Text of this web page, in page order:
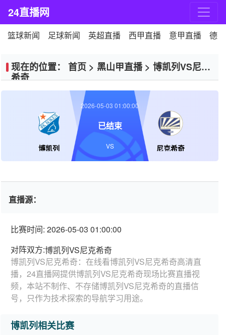
24直播网
篮球新闻 足球新闻 英超直播 西甲直播 意甲直播 德
现在的位置： 首页 > 黑山甲直播> 博凯列VS尼克
希奇
博凯列 尼克希奇
2026-05-03 01:00:00
已结束
VS
直播源：
比赛时间: 2026-05-03 01:00:00
对阵双方:博凯列VS尼克希奇
博凯列VS尼克希奇：在线看博凯列VS尼克希奇高清直
播，24直播网提供博凯列VS尼克希奇现场比赛直播视
频，本站不制作、不存储博凯列VS尼克希奇的直播信
号，只作为技术探索的导航学习用途。
博凯列相关比赛